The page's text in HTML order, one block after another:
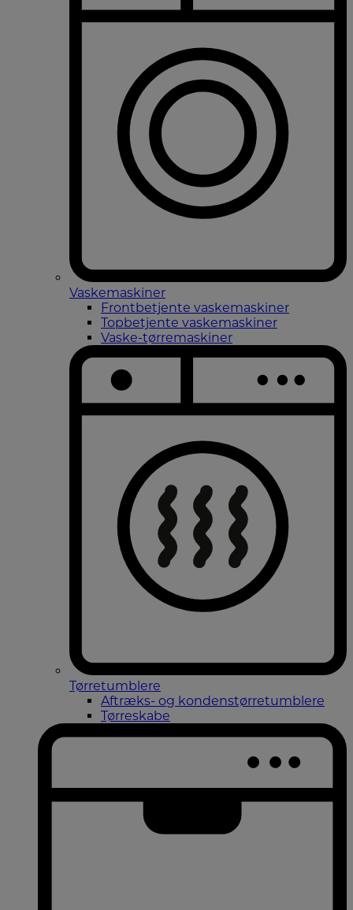
Vaskemaskiner
Frontbetjente vaskemaskiner
Topbetjente vaskemaskiner
Vaske-tørremaskiner
Tørretumblere
Aftræks- og kondenstørretumblere
Tørreskabe